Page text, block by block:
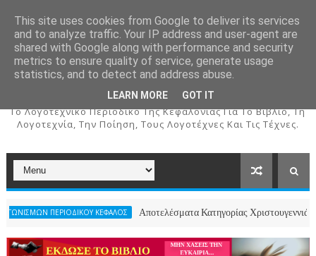
ΚΕΦΑΛΟΣ
To Λογοτεχνικό Περιοδικό Της Κεφαλονιάς Για Το Βιβλίο, Τη
Λογοτεχνία, Την Ποίηση, Τους Λογοτέχνες Και Τις Τέχνες.
ΚΕΦΑΛΟΣ Αποτελέσματα Κατηγορίας Χριστουγεννιάτικου
This site uses cookies from Google to deliver its services
and to analyze traffic. Your IP address and user-agent are
shared with Google along with performance and security
metrics to ensure quality of service, generate usage
statistics, and to detect and address abuse.
LEARN MORE GOT IT